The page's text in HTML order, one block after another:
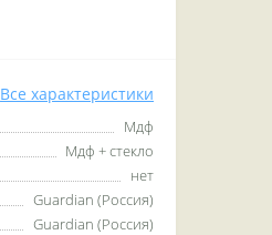
Все характеристики
Мдф
Мдф + стекло
нет
Guardian (Россия)
Guardian (Россия)